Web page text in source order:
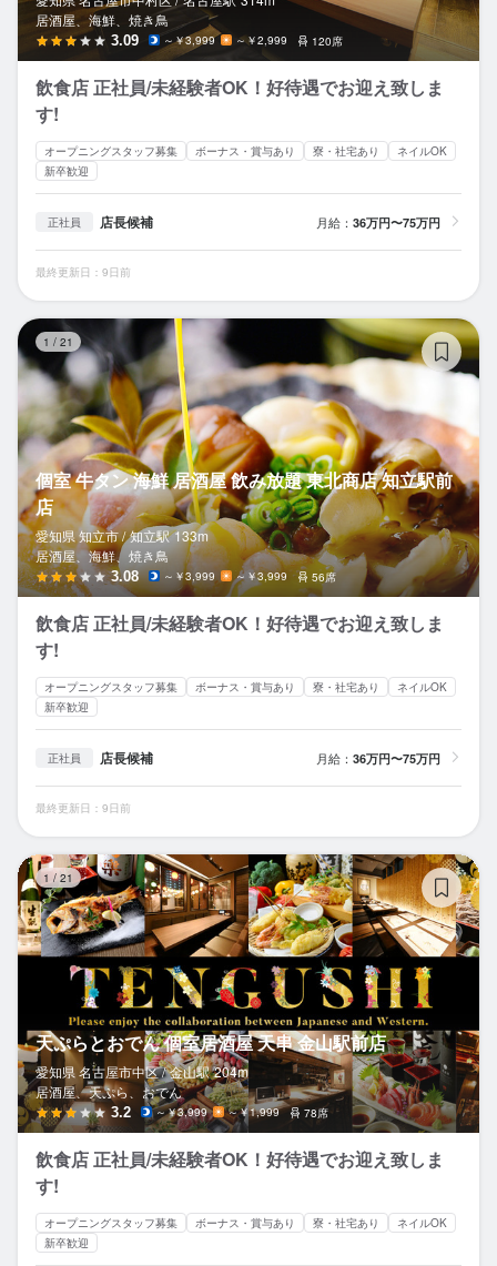
居酒屋、海鮮、焼き鳥
3.09 ～￥3,999 ～￥2,999 120席
飲食店 正社員/未経験者OK！好待遇でお迎え致しま
す!
オープニングスタッフ募集 ボーナス・賞与あり 寮・社宅あり
ネイルOK
新卒歓迎
正社員 店長候補 月給： 36万円〜75万円
最終更新日：9日前
1 / 21
個室 牛タン 海鮮 居酒屋 飲み放題 東北商店 知立駅前
店
愛知県 知立市 / 知立駅 133m
居酒屋、海鮮、焼き鳥
3.08 ～￥3,999 ～￥3,999 56席
飲食店 正社員/未経験者OK！好待遇でお迎え致しま
す!
オープニングスタッフ募集 ボーナス・賞与あり 寮・社宅あり
ネイルOK
新卒歓迎
正社員 店長候補 月給： 36万円〜75万円
最終更新日：9日前
1 /21
天ぷらとおでん 個室居酒屋 天串 金山駅前店
愛知県 名古屋市中区 / 金山駅 204m
居酒屋、天ぷら、おでん
3.2 ～￥3,999 ～￥1,999 78席
飲食店 正社員/未経験者OK！好待遇でお迎え致しま
す!
オープニングスタッフ募集 ボーナス・賞与あり 寮・社宅あり
ネイルOK
新卒歓迎